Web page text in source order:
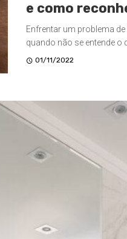
e como
Enfrentar um problema
quando não se entende o
01/11/2022